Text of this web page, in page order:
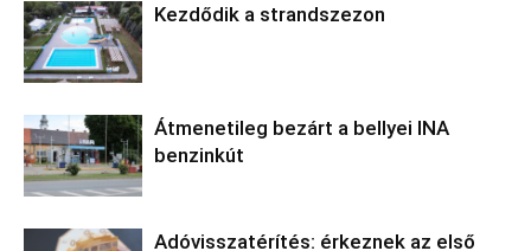
Kezdődik a strandszezon
Átmenetileg bezárt a bellyei INA
benzinkút
Adóvisszatérítés: érkeznek az első